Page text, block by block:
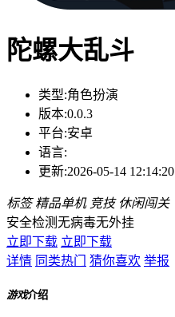
陀螺大乱斗
类型:角色扮演
版本:0.0.3
平台:安卓
语言:
更新:2026-05-14 12:14:20
标签 精品单机 竞技 休闲闯关
安全检测无病毒无外挂
立即下载 立即下载
详情 同类热门 猜你喜欢 举报
游戏介绍